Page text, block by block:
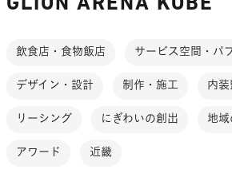
GLION ARENA KOBE
飲食店・食物飯店 サービス空間・パ
デザイン・設計 制作・施工 内
リーシング にぎわいの創出 地域
アワード 近畿